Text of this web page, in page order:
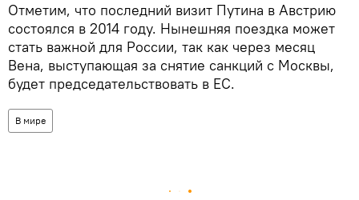
Отметим, что последний визит Путина в Австрию
состоялся в 2014 году. Нынешняя поездка может
стать важной для России, так как через месяц
Вена, выступающая за снятие санкций с Москвы,
будет председательствовать в ЕС.
В мире